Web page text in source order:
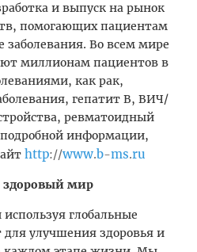
и выпуск на рынок
помогающих пациентам
заболевания. Во всем мире
миллионам пациентов в
как рак,
гепатит В, ВИЧ/
ревматоидный
информации,
http://www.b-ms.ru
здоровый мир
глобальные
для улучшения здоровья и